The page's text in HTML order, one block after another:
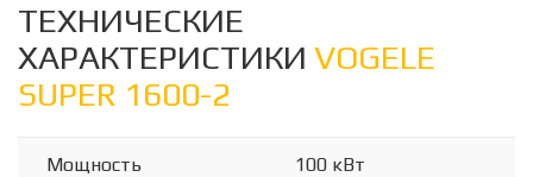
ТЕХНИЧЕСКИЕ
ХАРАКТЕРИСТИКИ VOGELE
SUPER 1600-2
Мощность 100 кВт